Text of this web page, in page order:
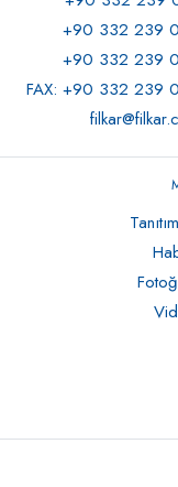
+90 332 239
+90 332 239
FAX: +90 332 239